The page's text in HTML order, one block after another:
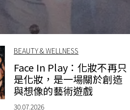
BEAUTY & WELLNESS
Face In Play：化妝不再只
是化妝，是一場關於創造
與想像的藝術遊戲
30.07.2026